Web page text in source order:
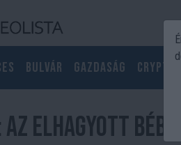
Bulvár Gazdaság Crypto
az elhagyott